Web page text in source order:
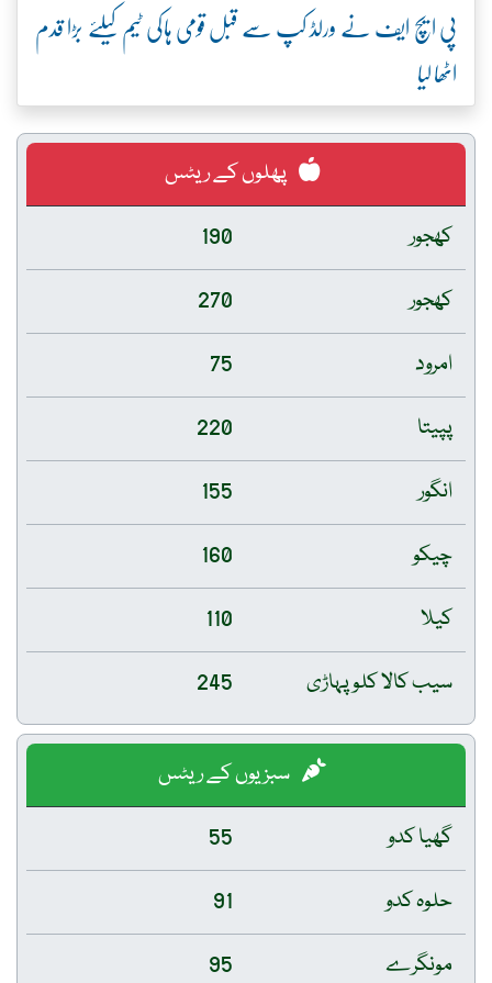
پی ایچ ایف نے ورلڈ کپ سے قبل قومی ہاکی ٹیم کیلئے بڑا قدم
اٹھا لیا
پھلوں کے ریٹس
کھجور
190
کھجور
270
امرود
75
پپیتا
220
انگور
155
چیکو
160
کیلا
110
سیب کالا کلو پہاڑی
245
سبزیوں کے ریٹس
گھیا کدو
55
حلوہ کدو
91
مونگرے
95